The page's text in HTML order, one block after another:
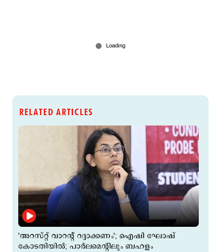
RELATED ARTICLES
'അറസ്റ്റ് വാറന്‍റ് റദ്ദാക്കണം'; ഐഷി ഘോഷ്
കോടതിയില്‍; പാര്‍ലമെന്‍റിലും ബഹളം